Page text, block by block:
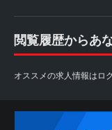
閲覧履歴からあ
オススメの求人情報はロ